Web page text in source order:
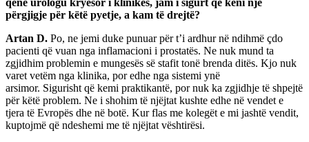
qenë urologu kryesor i klinikës, jam i sigurt që keni një
përgjigje për këtë pyetje, a kam të drejtë?
Artan D. Po, ne jemi duke punuar për t’i ardhur në ndihmë çdo
pacienti që vuan nga inflamacioni i prostatës. Ne nuk mund ta
zgjidhim problemin e mungesës së stafit tonë brenda ditës. Kjo nuk
varet vetëm nga klinika, por edhe nga sistemi ynë
arsimor. Sigurisht që kemi praktikantë, por nuk ka zgjidhje të shpejtë
për këtë problem. Ne i shohim të njëjtat kushte edhe në vendet e
tjera të Evropës dhe në botë. Kur flas me kolegët e mi jashtë vendit,
kuptojmë që ndeshemi me të njëjtat vështirësi.